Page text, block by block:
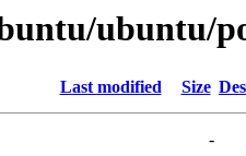
ubuntu/
Last modified Size
-